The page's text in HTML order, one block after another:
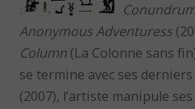
Anonymous Adventuress
Column (La Colonne sans
se termine avec ses
(2007), l’artiste manipule